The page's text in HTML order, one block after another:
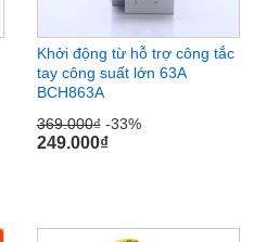
Khởi động từ hỗ trợ công tắc
tay công suất lớn 63A
BCH863A
369.000₫-33%
249.000₫
369.000₫ -33%
249.000₫